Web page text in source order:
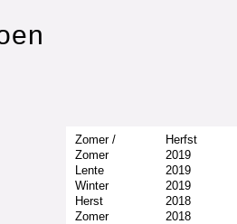
Zomer / Herfst
Zomer
2019
Lente
2019
Winter
2019
Herst
2018
Zomer
2018